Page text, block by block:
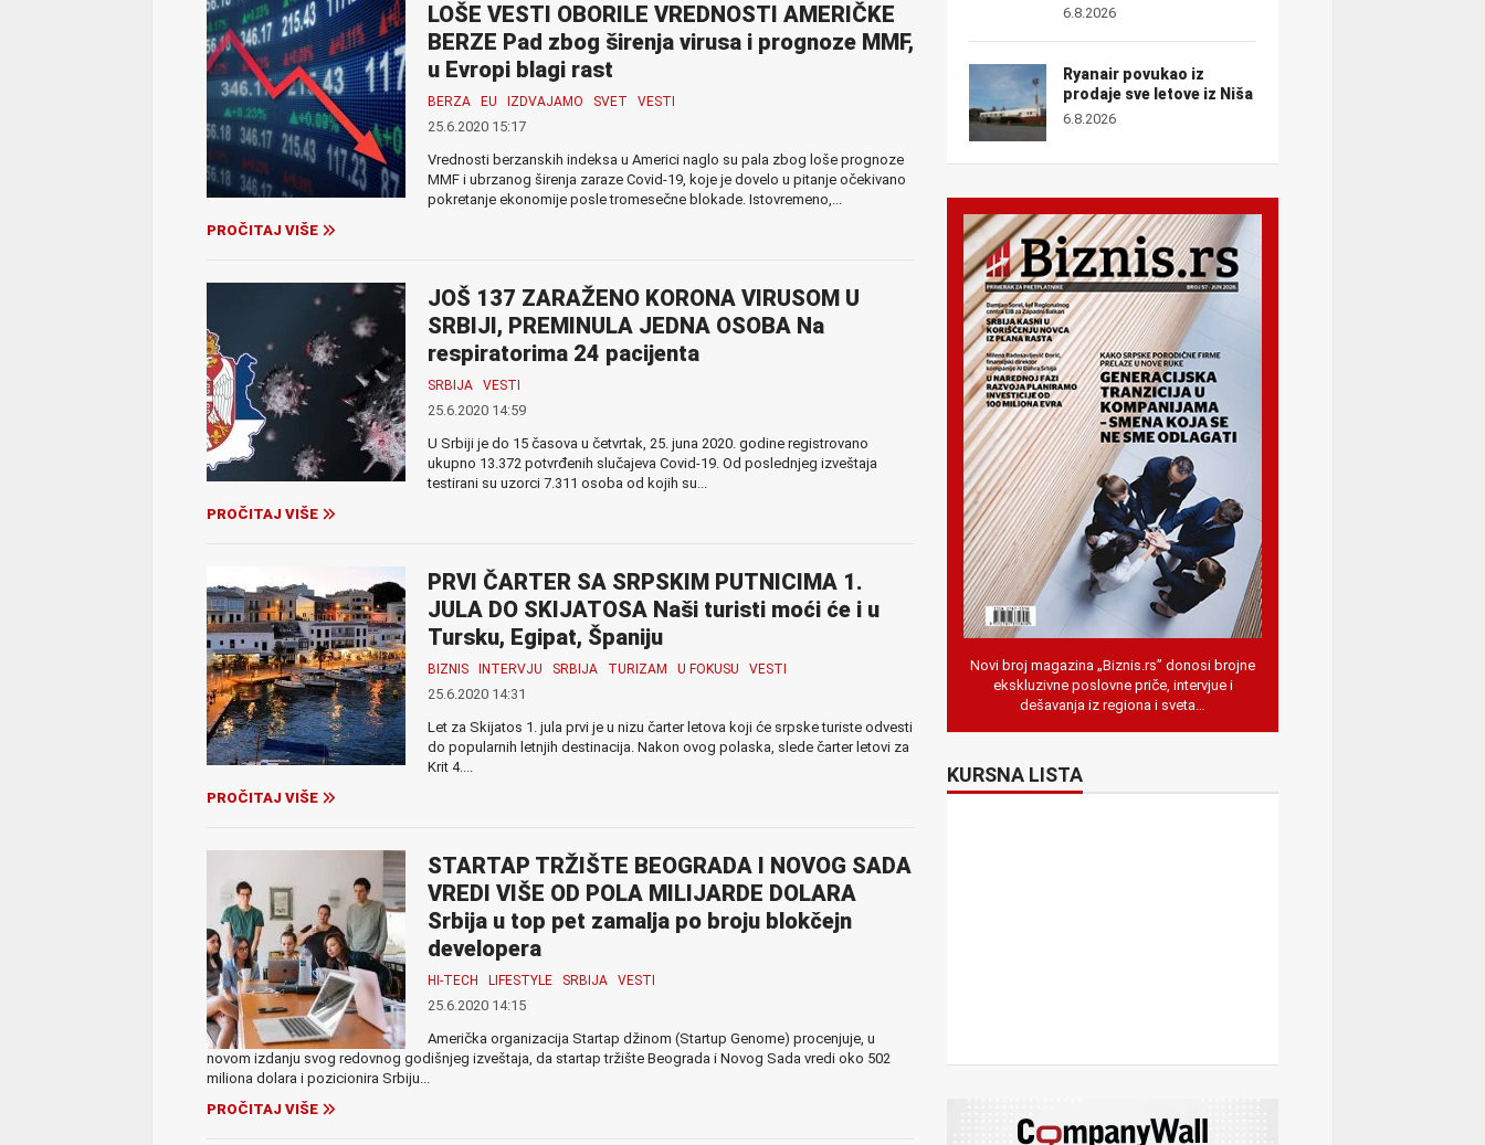
LOŠE VESTI OBORILE VREDNOSTI AMERIČKE
BERZE Pad zbog širenja virusa i prognoze MMF,
u Evropi blagi rast
BERZA EU IZDVAJAMO SVET VESTI
25.6.2020 15:17
Vrednosti berzanskih indeksa u Americi naglo su pala zbog loše prognoze
MMF i ubrzanog širenja zaraze Covid-19, koje je dovelo u pitanje očekivano
pokretanje ekonomije posle tromesečne blokade. Istovremeno,...
PROČITAJ VIŠE
JOŠ 137 ZARAŽENO KORONA VIRUSOM U
SRBIJI, PREMINULA JEDNA OSOBA Na
respiratorima 24 pacijenta
SRBIJA VESTI
25.6.2020 14:59
U Srbiji je do 15 časova u četvrtak, 25. juna 2020. godine registrovano
ukupno 13.372 potvrđenih slučajeva Covid-19. Od poslednjeg izveštaja
testirani su uzorci 7.311 osoba od kojih su...
PROČITAJ VIŠE
PRVI ČARTER SA SRPSKIM PUTNICIMA 1.
JULA DO SKIJATOSA Naši turisti moći će i u
Tursku, Egipat, Španiju
BIZNIS INTERVJU SRBIJA TURIZAM U FOKUSU VESTI
25.6.2020 14:31
Let za Skijatos 1. jula prvi je u nizu čarter letova koji će srpske turiste odvesti
do popularnih letnjih destinacija. Nakon ovog polaska, slede čarter letovi za
Krit 4....
PROČITAJ VIŠE
STARTAP TRŽIŠTE BEOGRADA I NOVOG SADA
VREDI VIŠE OD POLA MILIJARDE DOLARA
Srbija u top pet zamalja po broju blokčejn
developera
HI-TECH LIFESTYLE SRBIJA VESTI
25.6.2020 14:15
Američka organizacija Startap džinom (Startup Genome) procenjuje, u
novom izdanju svog redovnog godišnjeg izveštaja, da startap tržište Beograda i Novog Sada vredi oko 502
miliona dolara i pozicionira Srbiju...
PROČITAJ VIŠE
6.8.2026
Ryanair povukao iz
prodaje sve letove iz Niša
6.8.2026
Novi broj magazina „Biznis.rs” donosi brojne
ekskluzivne poslovne priče, intervjue i
dešavanja iz regiona i sveta…
KURSNA LISTA